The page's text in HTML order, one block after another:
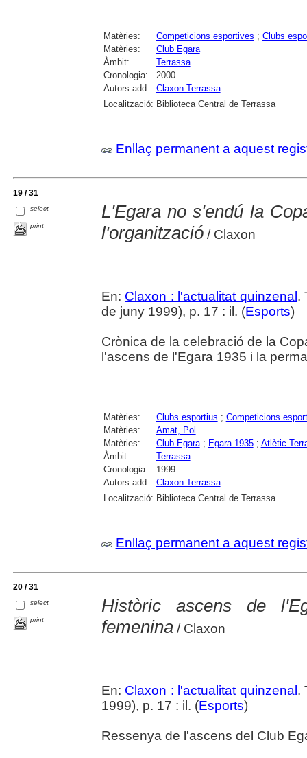
Matèries: Competicions esportives ; Clubs
Matèries:
Club Egara
Àmbit:
Terrassa
Cronologia:
2000
Autors add.: Claxon Terrassa
Localització: Biblioteca Central de Terrassa
Enllaç permanent a aquest
19 / 31
select
print
L'Egara no s'endú la
l'organització/ Claxon
En: Claxon : l'actualitat quinzenal .
de juny 1999), p. 17 : il. (Esports)
Crònica de la celebració de la
l'ascens de l'Egara 1935 i la
Matèries: Clubs esportius ; Competicions
Matèries:
Amat, Pol
Matèries:
Club Egara; Egara 1935; Atlètic
Àmbit:
Terrassa
Cronologia:
1999
Autors add.: Claxon Terrassa
Localització: Biblioteca Central de Terrassa
Enllaç permanent a aquest
20 / 31
select
print
Històric ascens de
femenina/ Claxon
En: Claxon : l'actualitat quinzenal .
1999), p. 17 : il. (Esports)
Ressenya de l'ascens del Club